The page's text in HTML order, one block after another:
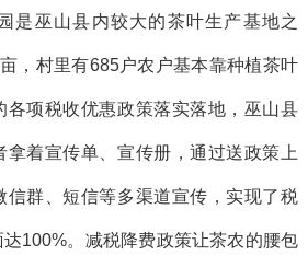
是巫山县内较大的茶叶生产基地之
，村里有685户农户基本靠种植茶叶
各项税收优惠政策落实落地，巫山县
拿着宣传单、宣传册，通过送政策上
信群、短信等多渠道宣传，实现了税
100%。减税降费政策让茶农的腰包